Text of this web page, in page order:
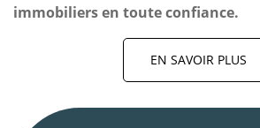
immobiliers en toute confiance.
EN SAVOIR PLUS